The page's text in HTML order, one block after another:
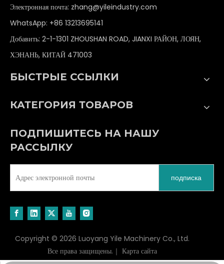
Электронная почта: zhang@yileindustry.com
WhatsApp: +86 13213695141
Добавить: 2-1-1301 ZHOUSHAN ROAD, JIANXI РАЙОН, ЛОЯН,
ХЭНАНЬ, КИТАЙ 471003
БЫСТРЫЕ ССЫЛКИ
КАТЕГОРИЯ ТОВАРОВ
ПОДПИШИТЕСЬ НА НАШУ
РАССЫЛКУ
подписка
Copyright © 2026 Luoyang Yile Machinery Co., Ltd.
Все права защищены.｜ Карта сайта